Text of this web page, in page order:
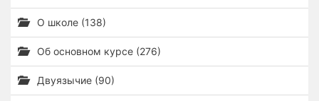
О школе (138)
Об основном курсе (276)
Двуязычие (90)